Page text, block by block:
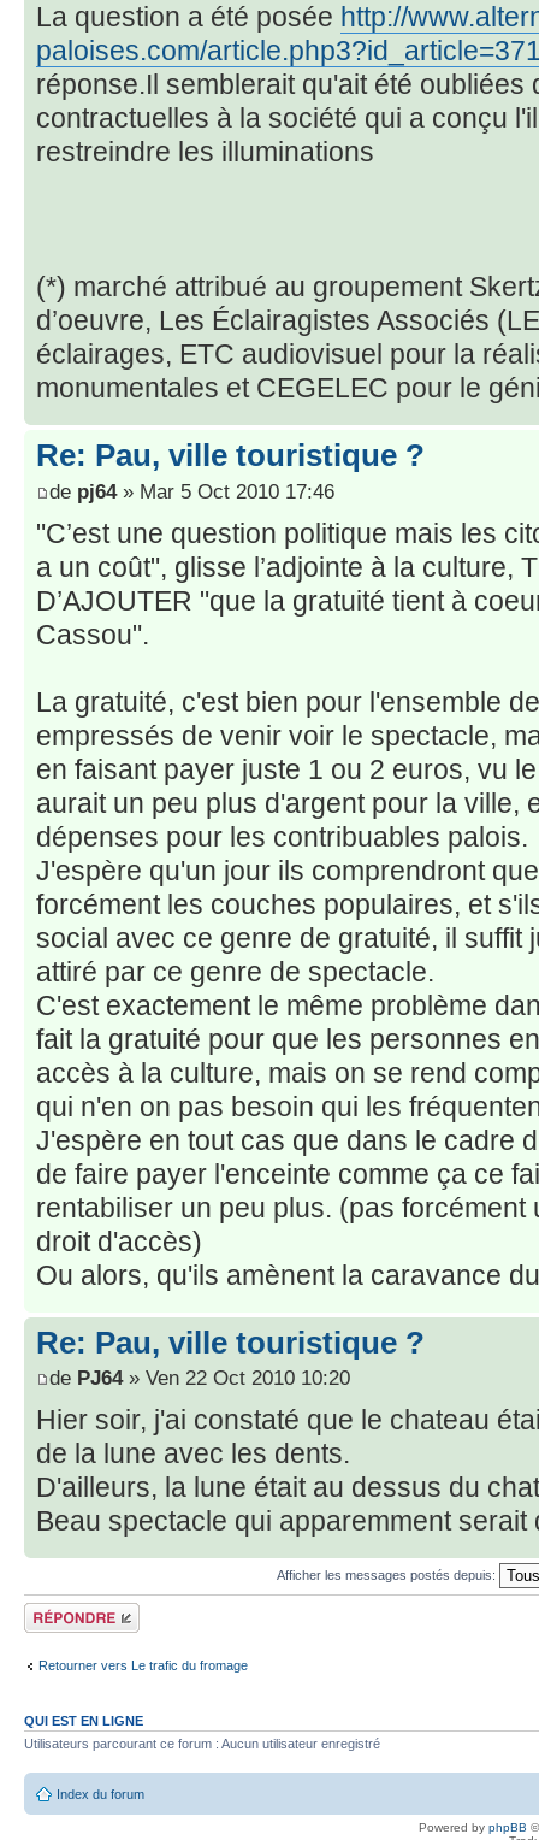
La question a été posée http://
paloises.com/
réponse.Il semblerait qu'ait été oubliées
contractuelles à la société qui a conçu
restreindre les illuminations
(*) marché attribué au groupement
d’oeuvre, Les Éclairagistes Associés
éclairages, ETC audiovisuel pour la
monumentales et CEGELEC pour le
Re: Pau, ville touristique ?
de pj64» Mar 5 Oct 2010 17:46
"C’est une question politique mais les
a un coût", glisse l’adjointe à la culture,
D’AJOUTER "que la gratuité tient à
Cassou".
La gratuité, c'est bien pour l'ensemble
empressés de venir voir le spectacle,
en faisant payer juste 1 ou 2 euros, vu
aurait un peu plus d'argent pour la ville,
dépenses pour les contribuables palois.
J'espère qu'un jour ils comprendront
forcément les couches populaires, et
social avec ce genre de gratuité, il suffit
attiré par ce genre de spectacle.
C'est exactement le même problème
fait la gratuité pour que les personnes
accès à la culture, mais on se rend
qui n'en on pas besoin qui les
J'espère en tout cas que dans le cadre
de faire payer l'enceinte comme ça ce
rentabiliser un peu plus. (pas forcément
droit d'accès)
Ou alors, qu'ils amènent la caravance
Re: Pau, ville touristique ?
de PJ64» Ven 22 Oct 2010 10:20
Hier soir, j'ai constaté que le chateau
de la lune avec les dents.
D'ailleurs, la lune était au dessus du
Beau spectacle qui apparemment serait
Afficher les messages postés depuis:
Répondre
Retourner vers Le trafic du fromage
QUI EST EN LIGNE
Utilisateurs parcourant ce forum : Aucun utilisateur enregistré
Index du forum
Powered by phpBB